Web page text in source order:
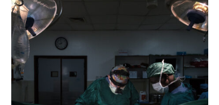
WE
MET
JE
DONATIE?
EN